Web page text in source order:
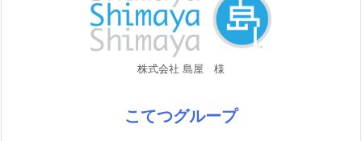
株式会社 島屋 様
こてつグループ